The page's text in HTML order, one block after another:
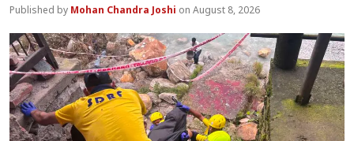
Mohan Chandra Joshi August 8, 2026